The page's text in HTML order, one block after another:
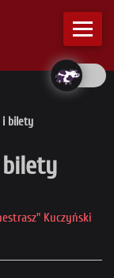
i bilety
Kuczyński